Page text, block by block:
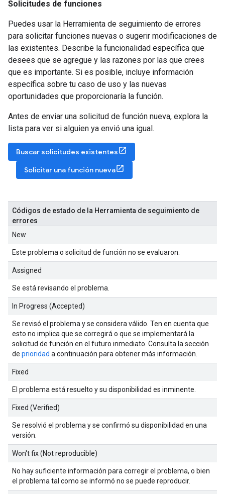
Solicitudes de funciones
Puedes usar la Herramienta de seguimiento de errores
para solicitar funciones nuevas o sugerir modificaciones de
las existentes. Describe la funcionalidad específica que
desees que se agregue y las razones por las que crees
que es importante. Si es posible, incluye información
específica sobre tu caso de uso y las nuevas
oportunidades que proporcionaría la función.
Antes de enviar una solicitud de función nueva, explora la
lista para ver si alguien ya envió una igual.
Buscar solicitudes existentes
Solicitar una función nueva
Códigos de estado de la Herramienta de seguimiento de
errores
New
Este problema o solicitud de función no se evaluaron.
Assigned
Se está revisando el problema.
In Progress (Accepted)
Se revisó el problema y se considera válido. Ten en cuenta que
esto no implica que se corregirá o que se implementará la
solicitud de función en el futuro inmediato. Consulta la sección
de prioridad a continuación para obtener más información.
Fixed
El problema está resuelto y su disponibilidad es inminente.
Fixed (Verified)
Se resolvió el problema y se confirmó su disponibilidad en una
versión.
Won't fix (Not reproducible)
No hay suficiente información para corregir el problema, o bien
el problema tal como se informó no se puede reproducir.